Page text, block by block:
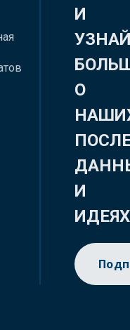
И
О
И
ИДЕЯХ